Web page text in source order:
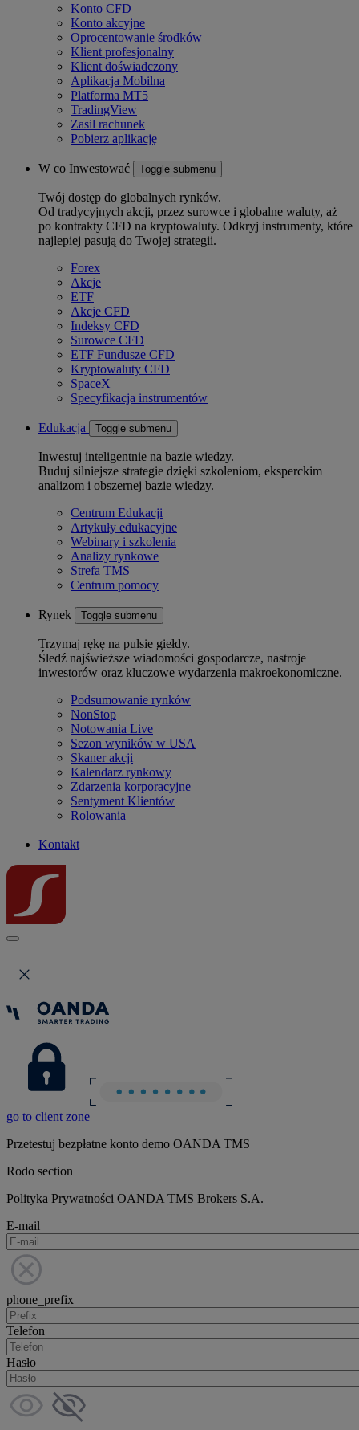
Konto CFD
Konto akcyjne
Oprocentowanie środków
Klient profesjonalny
Klient doświadczony
Aplikacja Mobilna
Platforma MT5
TradingView
Zasil rachunek
Pobierz aplikację
W co Inwestować Toggle submenu
Twój dostęp do globalnych rynków.
Od tradycyjnych akcji, przez surowce i globalne waluty, aż
po kontrakty CFD na kryptowaluty. Odkryj instrumenty, które
najlepiej pasują do Twojej strategii.
Forex
Akcje
ETF
Akcje CFD
Indeksy CFD
Surowce CFD
ETF Fundusze CFD
Kryptowaluty CFD
SpaceX
Specyfikacja instrumentów
Edukacja Toggle submenu
Inwestuj inteligentnie na bazie wiedzy.
Buduj silniejsze strategie dzięki szkoleniom, eksperckim
analizom i obszernej bazie wiedzy.
Centrum Edukacji
Artykuły edukacyjne
Webinary i szkolenia
Analizy rynkowe
Strefa TMS
Centrum pomocy
Rynek Toggle submenu
Trzymaj rękę na pulsie giełdy.
Śledź najświeższe wiadomości gospodarcze, nastroje
inwestorów oraz kluczowe wydarzenia makroekonomiczne.
Podsumowanie rynków
NonStop
Notowania Live
Sezon wyników w USA
Skaner akcji
Kalendarz rynkowy
Zdarzenia korporacyjne
Sentyment Klientów
Rolowania
Kontakt
go to client zone
Przetestuj bezpłatne konto demo OANDA TMS
Rodo section
Polityka Prywatności OANDA TMS Brokers S.A.
E-mail
phone_prefix
Telefon
Hasło